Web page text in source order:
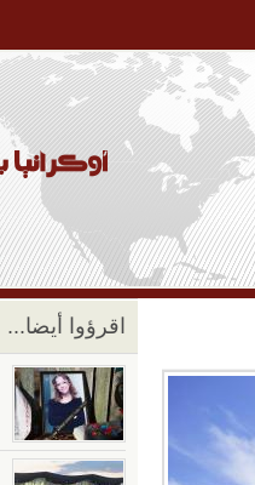
اقرؤوا أيضا...